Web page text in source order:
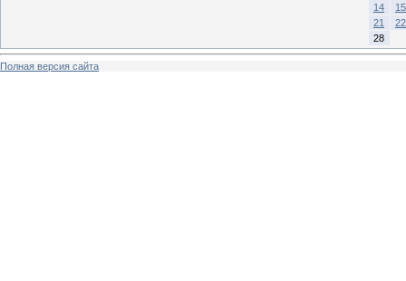
14
15
21
22
28
Полная версия сайта